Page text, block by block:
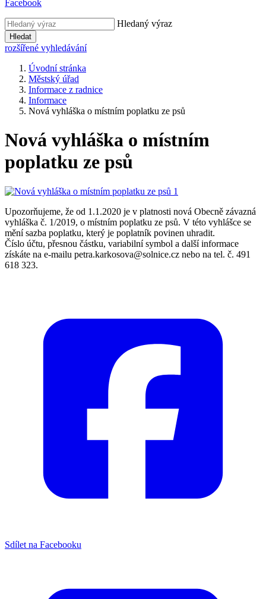
Facebook
Hledaný výraz
Hledat
rozšířené vyhledávání
Úvodní stránka
Městský úřad
Informace z radnice
Informace
Nová vyhláška o místním poplatku ze psů
Nová vyhláška o místním
poplatku ze psů
Upozorňujeme, že od 1.1.2020 je v platnosti nová Obecně závazná
vyhláška č. 1/2019, o místním poplatku ze psů. V této vyhlášce se
mění sazba poplatku, který je poplatník povinen uhradit.
Číslo účtu, přesnou částku, variabilní symbol a další informace
získáte na e-mailu petra.karkosova@solnice.cz nebo na tel. č. 491
618 323.
Sdílet na Facebooku